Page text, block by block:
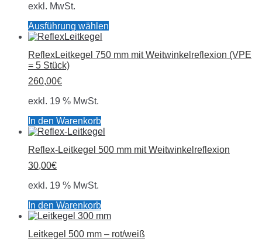
exkl. MwSt.
Ausführung wählen
mehrere
gewählt
ReflexLeitkegel 750 mm mit Weitwinkelreflexion (VPE
= 5 Stück)
260,00€
exkl. 19 % MwSt.
In den Warenkorb
Reflex-Leitkegel 500 mm mit Weitwinkelreflexion
30,00€
exkl. 19 % MwSt.
In den Warenkorb
Leitkegel 500 mm – rot/weiß